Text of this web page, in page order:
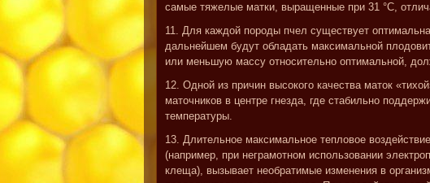
самые тяжелые матки, выращенные при 31 °C,
11. Для каждой породы пчел существует
дальнейшем будут обладать максимальной
или меньшую массу относительно оптимальной,
12. Одной из причин высокого качества маток
маточников в центре гнезда, где стабильно
температуры.
13. Длительное максимальное тепловое
(например, при неграмотном использовании
клеща), вызывает необратимые изменения в